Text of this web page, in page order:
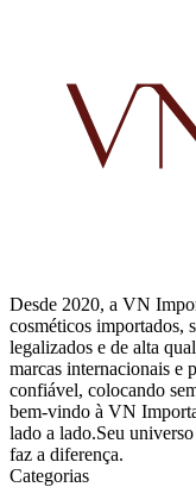
Desde 2020, a VN
cosméticos importados,
legalizados e de alta
marcas internacionais e
confiável, colocando
bem-vindo à VN
lado a lado.Seu
faz a diferença.
Categorias